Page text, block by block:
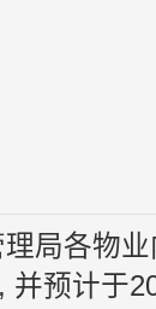
局各物
, 并预计于